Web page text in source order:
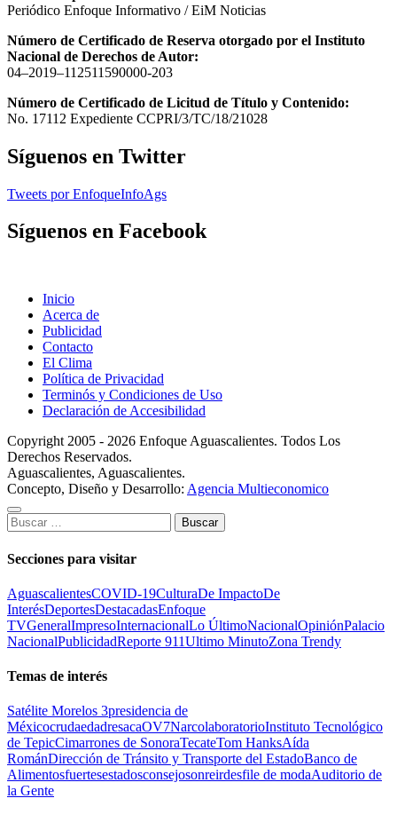
Periódico Enfoque Informativo / EiM Noticias
Número de Certificado de Reserva otorgado por el Instituto
Nacional de Derechos de Autor:
04–2019–112511590000-203
Número de Certificado de Licitud de Título y Contenido:
No. 17112 Expediente CCPRI/3/TC/18/21028
Síguenos en Twitter
Tweets por EnfoqueInfoAgs
Síguenos en Facebook
Inicio
Acerca de
Publicidad
Contacto
El Clima
Política de Privacidad
Terminós y Condiciones de Uso
Declaración de Accesibilidad
Copyright 2005 - 2026 Enfoque Aguascalientes. Todos Los
Derechos Reservados.
Aguascalientes, Aguascalientes.
Concepto, Diseño y Desarrollo: Agencia Multieconomico
Buscar:
Secciones para visitar
AguascalientesCOVID-19CulturaDe ImpactoDe
InterésDeportesDestacadasEnfoque
TVGeneralImpresoInternacionalLo ÚltimoNacionalOpiniónPalacio
NacionalPublicidadReporte 911Ultimo MinutoZona Trendy
Temas de interés
Satélite Morelos 3presidencia de
MéxicocrudaedadresacaOV7NarcolaboratorioInstituto Tecnológico
de TepicCimarrones de SonoraTecateTom HanksAída
RománDirección de Tránsito y Transporte del EstadoBanco de
Alimentosfuertesestadosconsejosonreirdesfile de modaAuditorio de
la Gente